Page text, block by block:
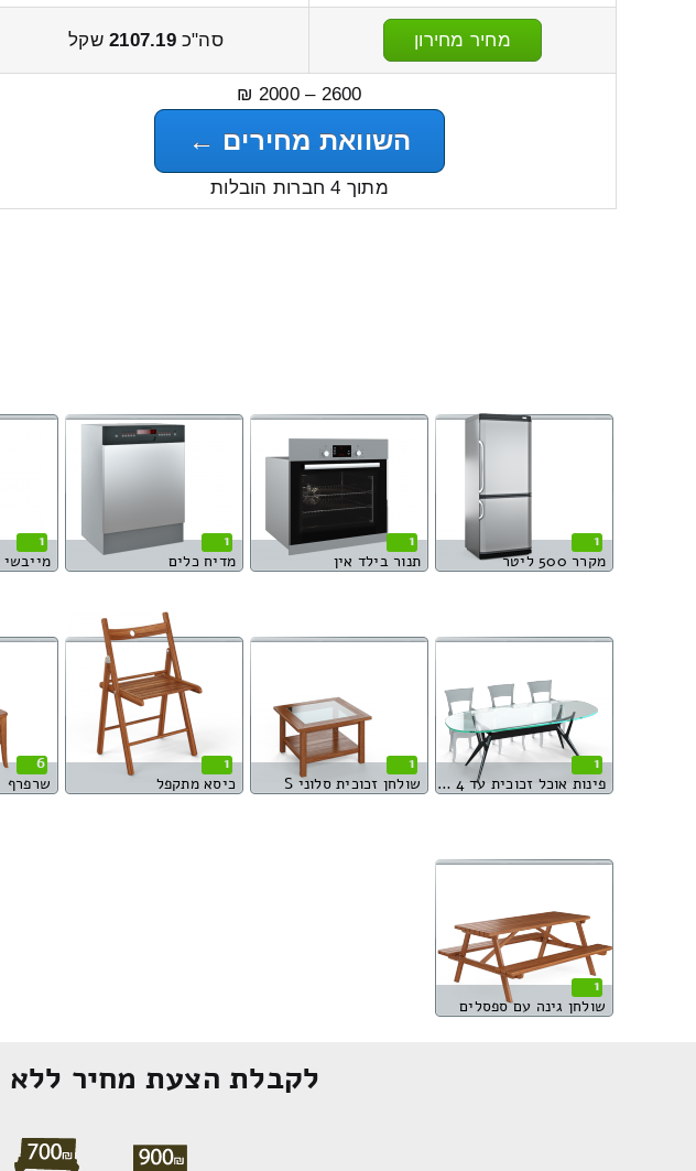
מחיר מחירון סה"כ2107.19שקל
2600 – 2000 ₪
השוואת מחירים ←
מתוך 4 חברות הובלות
1
מקרר 500 ליטר
1
תנור בילד אין
1
מדיח כלים
1
1
פינות אוכל זכוכית עד 4 סועדים
1
שולחן זכוכית סלוני S
1
כיסא מתקפל
6
שרפרף
1
שולחן גינה עם ספסלים
לקבלת הצעת מחיר ללא